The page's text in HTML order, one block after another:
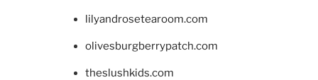
lilyandrosetearoom.com
olivesburgberrypatch.com
theslushkids.com